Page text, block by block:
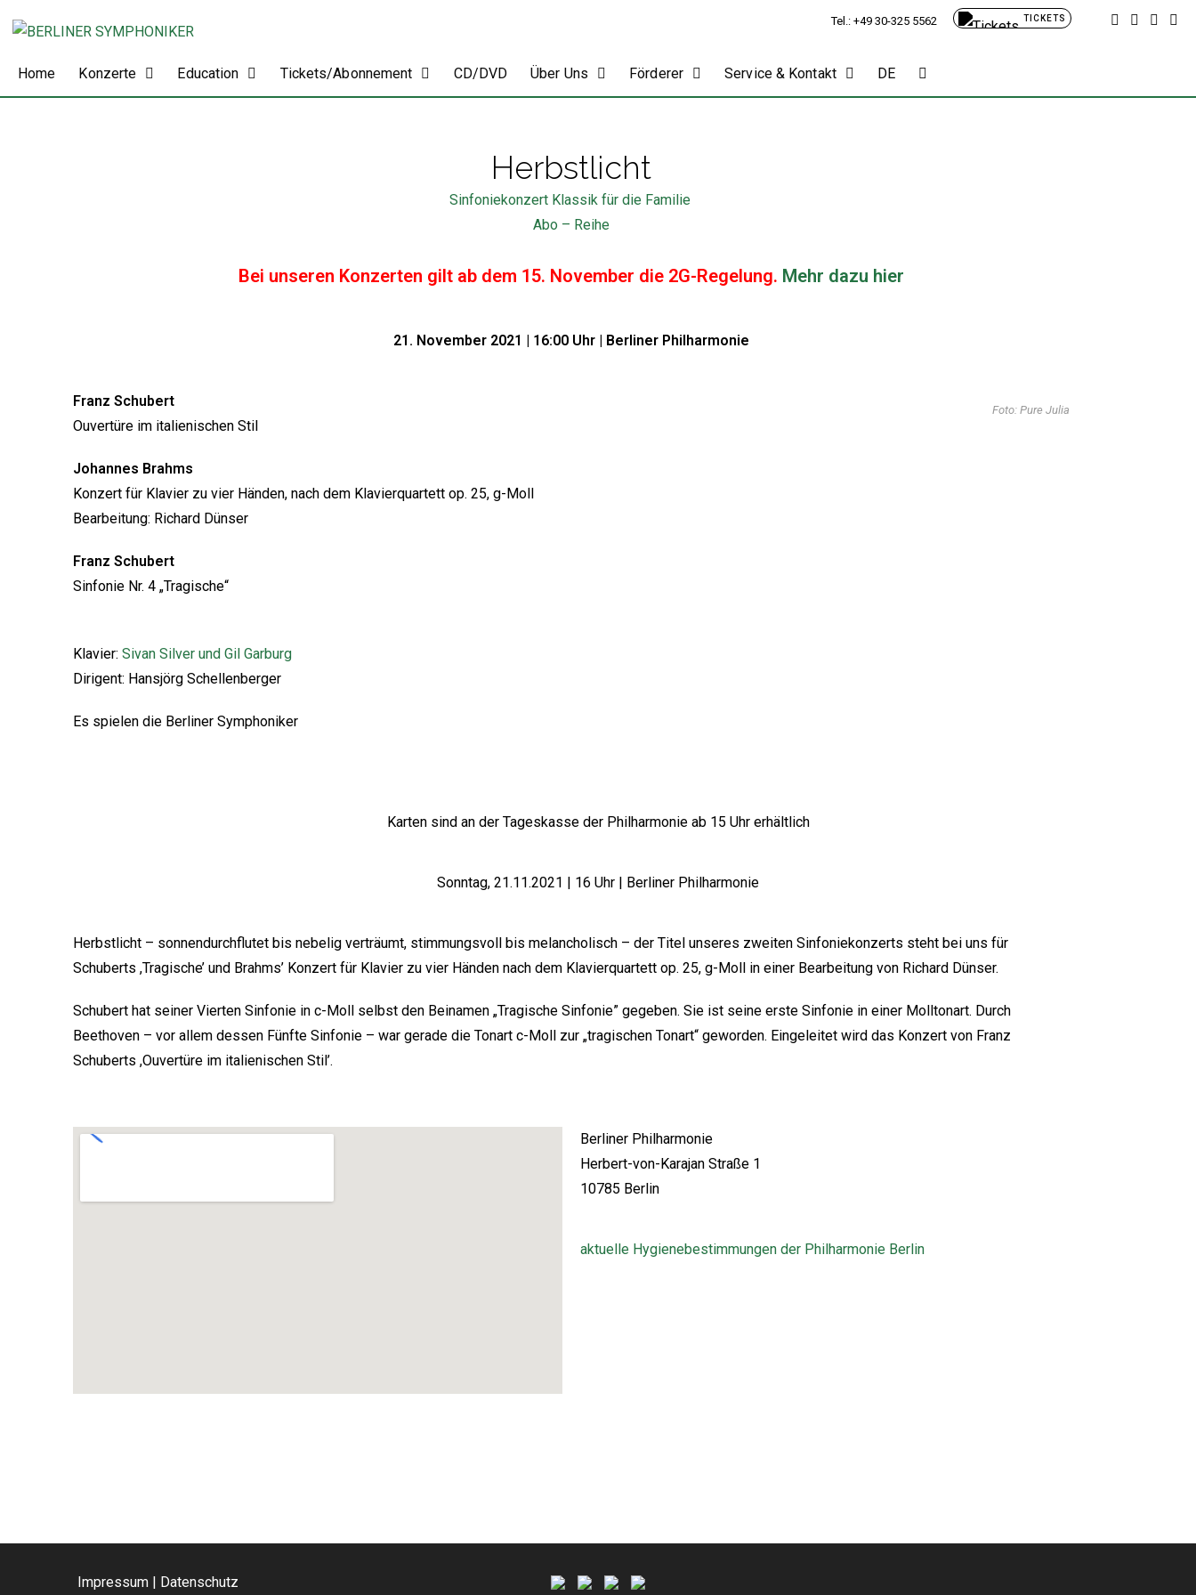
Tel.: +49 30-325 5562 TICKETS
Home Konzerte Education Tickets/Abonnement CD/DVD Über Uns Förderer Service & Kontakt DE
Herbstlicht
Sinfoniekonzert Klassik für die Familie
Abo – Reihe
Bei unseren Konzerten gilt ab dem 15. November die 2G-Regelung. Mehr dazu hier
21. November 2021 | 16:00 Uhr | Berliner Philharmonie
Franz Schubert
Ouvertüre im italienischen Stil
Johannes Brahms
Konzert für Klavier zu vier Händen, nach dem Klavierquartett op. 25, g-Moll
Bearbeitung: Richard Dünser
Franz Schubert
Sinfonie Nr. 4 „Tragische“
Klavier: Sivan Silver und Gil Garburg
Dirigent: Hansjörg Schellenberger
Es spielen die Berliner Symphoniker
Foto: Pure Julia
Karten sind an der Tageskasse der Philharmonie ab 15 Uhr erhältlich
Sonntag, 21.11.2021 | 16 Uhr | Berliner Philharmonie
Herbstlicht – sonnendurchflutet bis nebelig verträumt, stimmungsvoll bis melancholisch – der Titel unseres zweiten Sinfoniekonzerts steht bei uns für
Schuberts ,Tragische’ und Brahms’ Konzert für Klavier zu vier Händen nach dem Klavierquartett op. 25, g-Moll in einer Bearbeitung von Richard Dünser.
Schubert hat seiner Vierten Sinfonie in c-Moll selbst den Beinamen „Tragische Sinfonie” gegeben. Sie ist seine erste Sinfonie in einer Molltonart. Durch
Beethoven – vor allem dessen Fünfte Sinfonie – war gerade die Tonart c-Moll zur „tragischen Tonart“ geworden. Eingeleitet wird das Konzert von Franz
Schuberts ,Ouvertüre im italienischen Stil’.
Berliner Philharmonie
Herbert-von-Karajan Straße 1
10785 Berlin
aktuelle Hygienebestimmungen der Philharmonie Berlin
Impressum | Datenschutz